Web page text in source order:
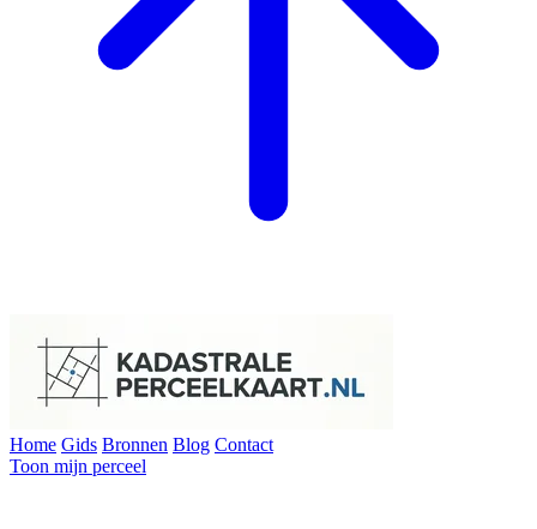
Home Gids Bronnen Blog Contact
Toon mijn perceel